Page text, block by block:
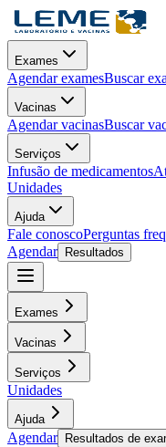
Exames
Agendar examesBuscar
Vacinas
Agendar vacinasBuscar
Serviços
Infusão de medicamentos
Unidades
Ajuda
Fale conoscoPerguntas
Agendar
Resultados
Exames
Vacinas
Serviços
Unidades
Ajuda
Agendar Resultados de